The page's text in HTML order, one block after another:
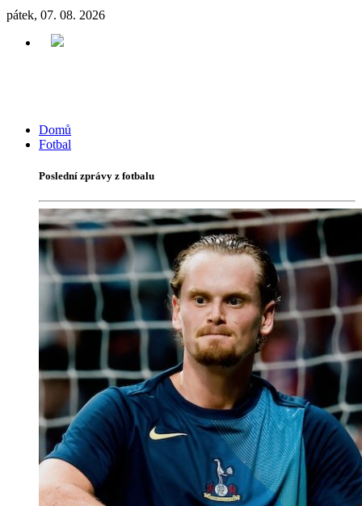
pátek, 07. 08. 2026
Domů
Fotbal
Poslední zprávy z fotbalu